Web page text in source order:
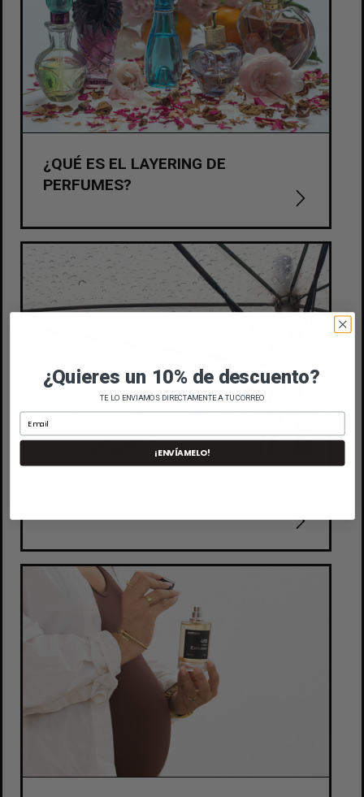
¿QUÉ ES EL LAYERING DE
PERFUMES?
¿Quieres un 10% de descuento?
TE LO ENVIAMOS DIRECTAMENTE A TU CORREO
¡ENVÍAMELO!